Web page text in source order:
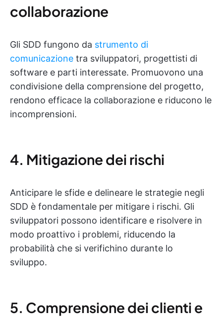
collaborazione
Gli SDD fungono da strumento di
comunicazione tra sviluppatori, progettisti di
software e parti interessate. Promuovono una
condivisione della comprensione del progetto,
rendono efficace la collaborazione e riducono le
incomprensioni.
4. Mitigazione dei rischi
Anticipare le sfide e delineare le strategie negli
SDD è fondamentale per mitigare i rischi. Gli
sviluppatori possono identificare e risolvere in
modo proattivo i problemi, riducendo la
probabilità che si verifichino durante lo
sviluppo.
5. Comprensione dei clienti e